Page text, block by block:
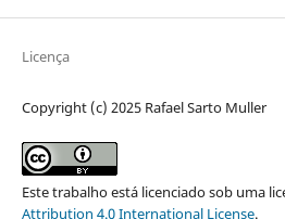
Licença
Copyright (c) 2025 Rafael Sarto Muller
Este trabalho está licenciado sob uma
Attribution 4.0 International License.